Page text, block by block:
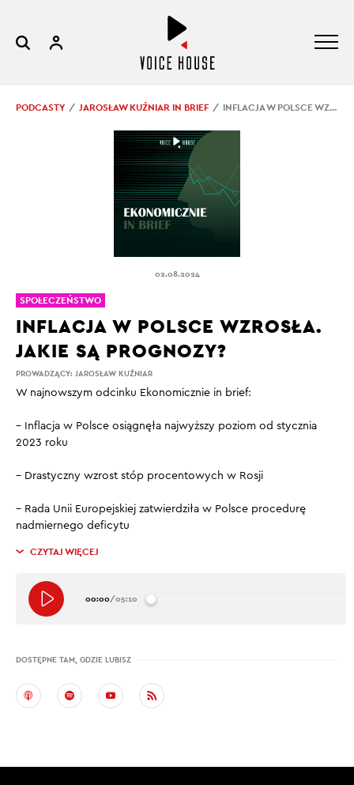
PODCASTY JAROSŁAW KUŹNIAR IN BRIEF INFLACJA W POLSCE WZROSŁA. JAKIE SĄ PROGNOZY?
02.08.2024
PROWADZĄCY: JAROSŁAW KUŹNIAR
INFLACJA W POLSCE WZROSŁA.
JAKIE SĄ PROGNOZY?
W najnowszym odcinku Ekonomicznie in brief:
– Inflacja w Polsce osiągnęła najwyższy poziom od stycznia
2023 roku
– Drastyczny wzrost stóp procentowych w Rosji
– Rada Unii Europejskiej zatwierdziła w Polsce procedurę
nadmiernego deficytu
CZYTAJ WIĘCEJ
00:00/05:10
DOSTĘPNE TAM, GDZIE LUBISZ
SPOŁECZEŃSTWO